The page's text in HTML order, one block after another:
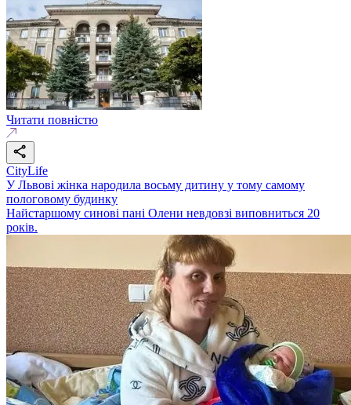
Читати повністю
CityLife
У Львові жінка народила восьму дитину у тому самому
пологовому будинку
Найстаршому синові пані Олени невдовзі виповниться 20
років.